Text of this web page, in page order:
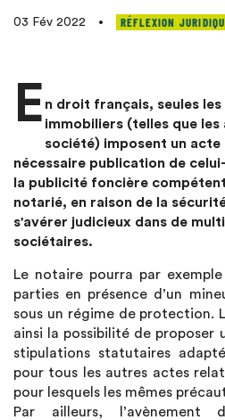
03 Fév 2022 • RÉFLEXION
E n droit français, seules
immobiliers (telles que
société) imposent un acte
nécessaire publication de
la publicité foncière
notarié, en raison de la
s'avérer judicieux dans de
sociétaires.
Le notaire pourra par
parties en présence d’un
sous un régime de protection.
ainsi la possibilité de proposer
stipulations statutaires
pour tous les autres actes
pour lesquels les mêmes
Par ailleurs, l’avènement